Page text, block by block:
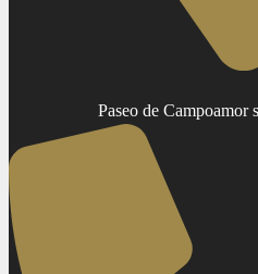
Paseo de Campoamor